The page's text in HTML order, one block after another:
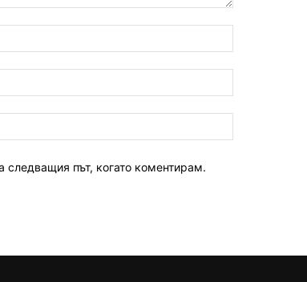
следващия път, когато коментирам.